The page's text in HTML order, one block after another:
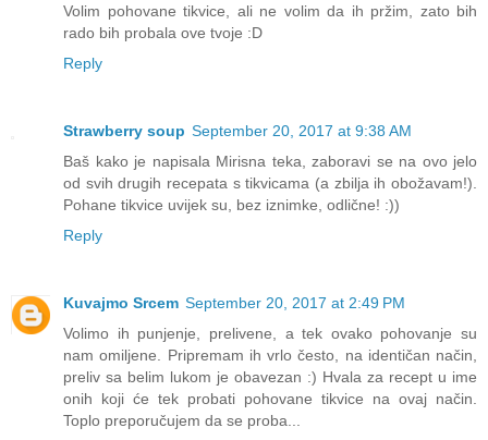
Volim pohovane tikvice, ali ne volim da ih pržim, zato bih
rado bih probala ove tvoje :D
Reply
Strawberry soup September 20, 2017 at 9:38 AM
Baš kako je napisala Mirisna teka, zaboravi se na ovo jelo
od svih drugih recepata s tikvicama (a zbilja ih obožavam!).
Pohane tikvice uvijek su, bez iznimke, odlične! :))
Reply
Kuvajmo Srcem September 20, 2017 at 2:49 PM
Volimo ih punjenje, prelivene, a tek ovako pohovanje su
nam omiljene. Pripremam ih vrlo često, na identičan način,
preliv sa belim lukom je obavezan :) Hvala za recept u ime
onih koji će tek probati pohovane tikvice na ovaj način.
Toplo preporučujem da se proba...